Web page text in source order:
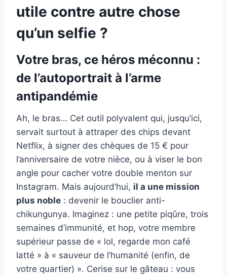
utile contre autre chose
qu’un selfie ?
Votre bras, ce héros méconnu :
de l’autoportrait à l’arme
antipandémie
Ah, le bras… Cet outil polyvalent qui, jusqu’ici,
servait surtout à attraper des chips devant
Netflix, à signer des chèques de 15 € pour
l’anniversaire de votre nièce, ou à viser le bon
angle pour cacher votre double menton sur
Instagram. Mais aujourd’hui, il a une mission
plus noble : devenir le bouclier anti-
chikungunya. Imaginez : une petite piqûre, trois
semaines d’immunité, et hop, votre membre
supérieur passe de « lol, regarde mon café
latté » à « sauveur de l’humanité (enfin, de
votre quartier) ». Cerise sur le gâteau : vous